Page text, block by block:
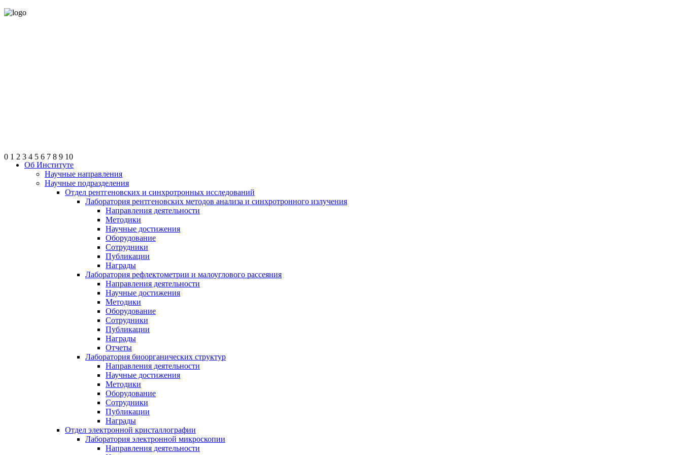
0 1 2 3 4 5 6 7 8 9 10
Об Институте
Научные направления
Научные подразделения
Отдел рентгеновских и синхротронных исследований
Лаборатория рентгеновских методов анализа и синхротронного излучения
Направления деятельности
Методики
Научные достижения
Оборудование
Сотрудники
Публикации
Награды
Лаборатория рефлектометрии и малоуглового рассеяния
Направления деятельности
Научные достижения
Методики
Оборудование
Сотрудники
Публикации
Награды
Отчеты
Лаборатория биоорганических структур
Направления деятельности
Научные достижения
Методики
Оборудование
Сотрудники
Публикации
Награды
Отдел электронной кристаллографии
Лаборатория электронной микроскопии
Направления деятельности